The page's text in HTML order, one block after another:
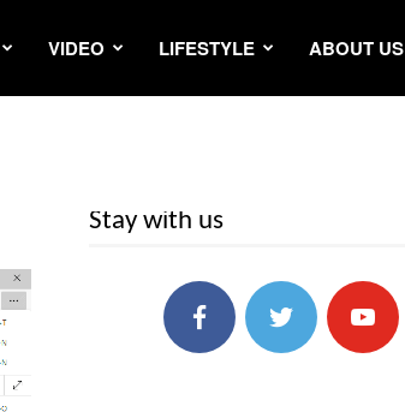
VIDEO LIFESTYLE ABOUT US
Stay with us